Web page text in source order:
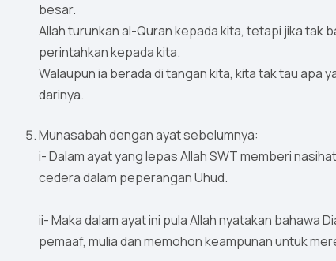
besar.
Allah turunkan al-Quran kepada kita, tetapi jika tak
perintahkan kepada kita.
Walaupun ia berada di tangan kita, kita tak tau apa
darinya.
Munasabah dengan ayat sebelumnya:
i- Dalam ayat yang lepas Allah SWT memberi
cedera dalam peperangan Uhud.
ii- Maka dalam ayat ini pula Allah nyatakan bahawa
pemaaf, mulia dan memohon keampunan untuk